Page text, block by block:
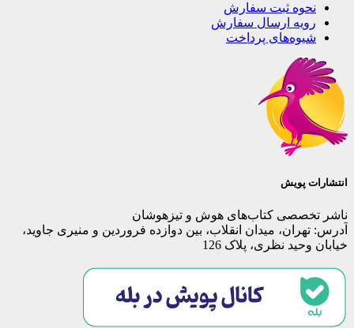
نحوه ثبت سفارش
رویه ارسال سفارش
شیوه‌های پرداخت
انتشارات پویش
ناشر تخصصی کتاب‌های هوش و تیزهوشان
آدرس: تهران، میدان انقلاب، بین دوازده فروردین و منیری جاوید،
خیابان وحید نظری، پلاک 126